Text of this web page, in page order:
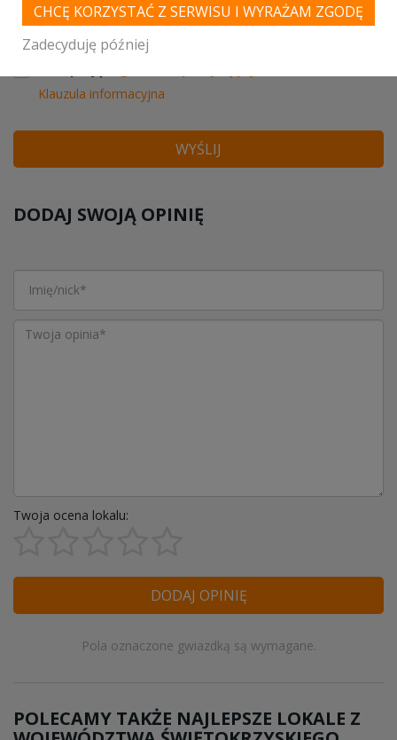
Klauzula informacyjna
WYŚLIJ
DODAJ SWOJĄ OPINIĘ
Twoja ocena lokalu:
DODAJ OPINIĘ
Pola oznaczone gwiazdką są wymagane.
POLECAMY TAKŻE NAJLEPSZE LOKALE Z
CHCĘ KORZYSTAĆ Z SERWISU I WYRAŻAM ZGODĘ
Zadecyduję później